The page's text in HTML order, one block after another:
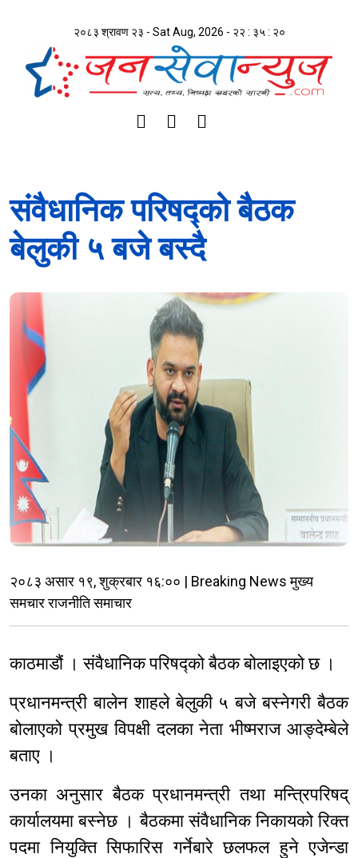
२०८३ श्रावण २३ - Sat Aug, 2026 - २२ : ३५ : २०
संवैधानिक परिषद्को बैठक
बेलुकी ५ बजे बस्दै
२०८३ असार १९, शुक्रबार १६:०० | Breaking News मुख्य
समचार राजनीति समाचार
काठमाडौं । संवैधानिक परिषद्को बैठक बोलाइएको छ ।
प्रधानमन्त्री बालेन शाहले बेलुकी ५ बजे बस्नेगरी बैठक
बोलाएको प्रमुख विपक्षी दलका नेता भीष्मराज आङ्देम्बेले
बताए ।
उनका अनुसार बैठक प्रधानमन्त्री तथा मन्त्रिपरिषद्
कार्यालयमा बस्नेछ । बैठकमा संवैधानिक निकायको रिक्त
पदमा नियुक्ति सिफारिस गर्नेबारे छलफल हुने एजेन्डा